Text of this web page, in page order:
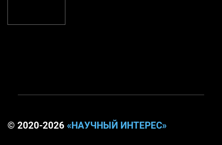
© 2020-2026 «НАУЧНЫЙ ИНТЕРЕС»